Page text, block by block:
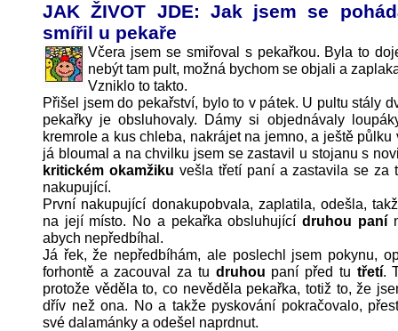
JAK ŽIVOT JDE: Jak jsem se
smířil u pekaře
Včera jsem se smiřoval s pekařkou. Byla to
nebýt tam pult, možná bychom se objali a
Vzniklo to takto.
Přišel jsem do pekařství, bylo to v pátek. U pultu stály
pekařky je obsluhovaly. Dámy si objednávaly
kremrole a kus chleba, nakrájet na jemno, a ještě půlku
já bloumal a na chvilku jsem se zastavil u stojanu s
kritickém okamžiku vešla třetí paní a zastavila se za
nakupující.
První nakupující donakupobvala, zaplatila, odešla,
na její místo. No a pekařka obsluhujícídruhou paní
abych nepředbíhal.
Já řek, že nepředbíhám, ale poslechl jsem pokynu,
forhontě a zacouval za tu druhou paní před tu třetí.
protože věděla to, co nevěděla pekařka, totiž to, že
dřív než ona. No a takže pyskování pokračovalo,
své dalamánky a odešel naprdnut.